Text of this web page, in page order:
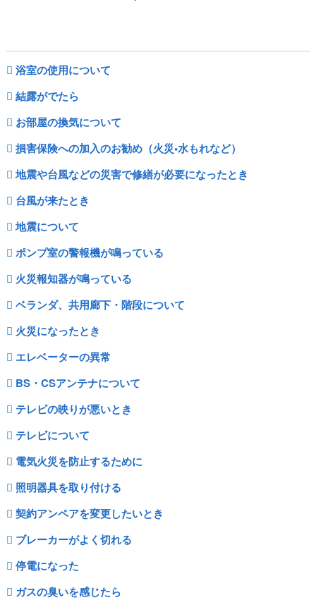
浴室の使用について
結露がでたら
お部屋の換気について
損害保険への加入のお勧め（火災•水もれなど）
地震や台風などの災害で修繕が必要になったとき
台風が来たとき
地震について
ポンプ室の警報機が鳴っている
火災報知器が鳴っている
ベランダ、共用廊下・階段について
火災になったとき
エレベーターの異常
BS・CSアンテナについて
テレビの映りが悪いとき
テレビについて
電気火災を防止するために
照明器具を取り付ける
契約アンペアを変更したいとき
ブレーカーがよく切れる
停電になった
ガスの臭いを感じたら